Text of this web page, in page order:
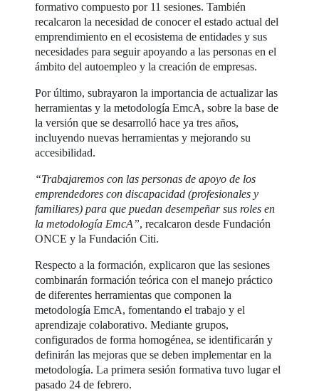
formativo compuesto por 11 sesiones. También
recalcaron la necesidad de conocer el estado actual del
emprendimiento en el ecosistema de entidades y sus
necesidades para seguir apoyando a las personas en el
ámbito del autoempleo y la creación de empresas.
Por último, subrayaron la importancia de actualizar las
herramientas y la metodología EmcA, sobre la base de
la versión que se desarrolló hace ya tres años,
incluyendo nuevas herramientas y mejorando su
accesibilidad.
“Trabajaremos con las personas de apoyo de los
emprendedores con discapacidad (profesionales y
familiares) para que puedan desempeñar sus roles en
la metodología EmcA”, recalcaron desde Fundación
ONCE y la Fundación Citi.
Respecto a la formación, explicaron que las sesiones
combinarán formación teórica con el manejo práctico
de diferentes herramientas que componen la
metodología EmcA, fomentando el trabajo y el
aprendizaje colaborativo. Mediante grupos,
configurados de forma homogénea, se identificarán y
definirán las mejoras que se deben implementar en la
metodología. La primera sesión formativa tuvo lugar el
pasado 24 de febrero.